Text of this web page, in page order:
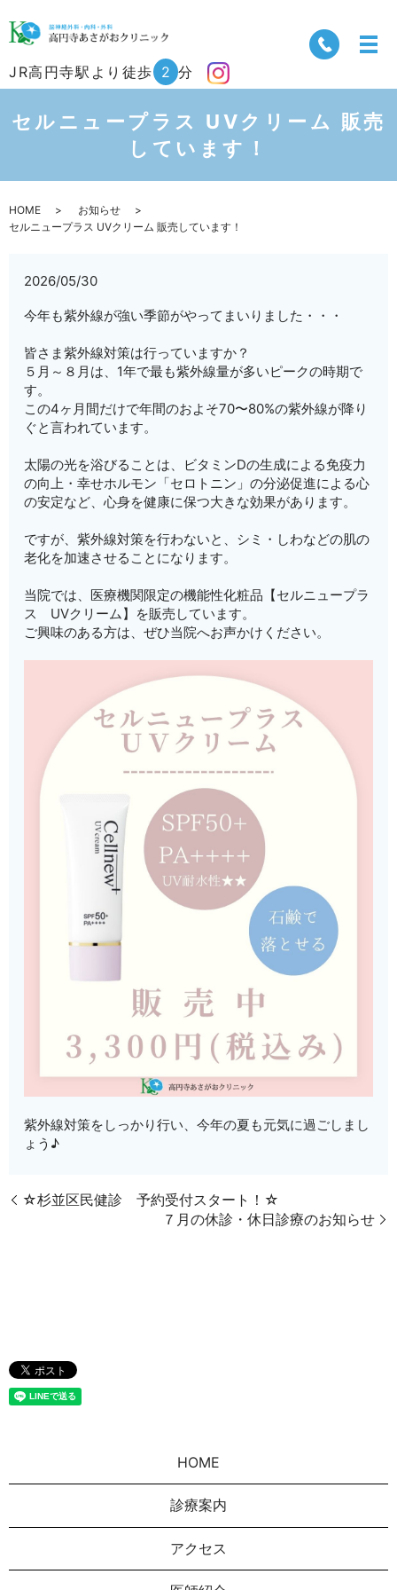
JR高円寺駅より徒歩 2 分
セルニュープラス UVクリーム 販売
しています！
HOME
お知らせ
セルニュープラス UVクリーム 販売しています！
2026/05/30
今年も紫外線が強い季節がやってまいりました・・・
皆さま紫外線対策は行っていますか？
５月～８月は、1年で最も紫外線量が多いピークの時期で
す。
この4ヶ月間だけで年間のおよそ70〜80%の紫外線が降り
ぐと言われています。
太陽の光を浴びることは、ビタミンDの生成による免疫力
の向上・幸せホルモン「セロトニン」の分泌促進による心
の安定など、心身を健康に保つ大きな効果があります。
ですが、紫外線対策を行わないと、シミ・しわなどの肌の
老化を加速させることになります。
当院では、 医療機関限定の機能性化粧品【セルニュープラ
ス UVクリーム】を販売しています。
ご興味のある方は、ぜひ当院へお声かけください。
紫外線対策をしっかり行い、今年の夏も元気に過ごしまし
ょう♪
☆杉並区民健診 予約受付スタート！☆
７月の休診・休日診療のお知らせ
HOME
診療案内
アクセス